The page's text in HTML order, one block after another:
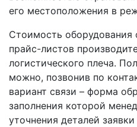
его местоположения в
Стоимость оборудования
прайс-листов
логистического плеча.
можно, позвонив по
вариант связи – форма
заполнения которой
уточнения деталей